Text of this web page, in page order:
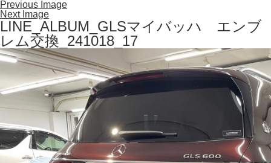
Previous Image
Next Image
LINE_ALBUM_GLSマイバッハ エンブ
レム交換_241018_17